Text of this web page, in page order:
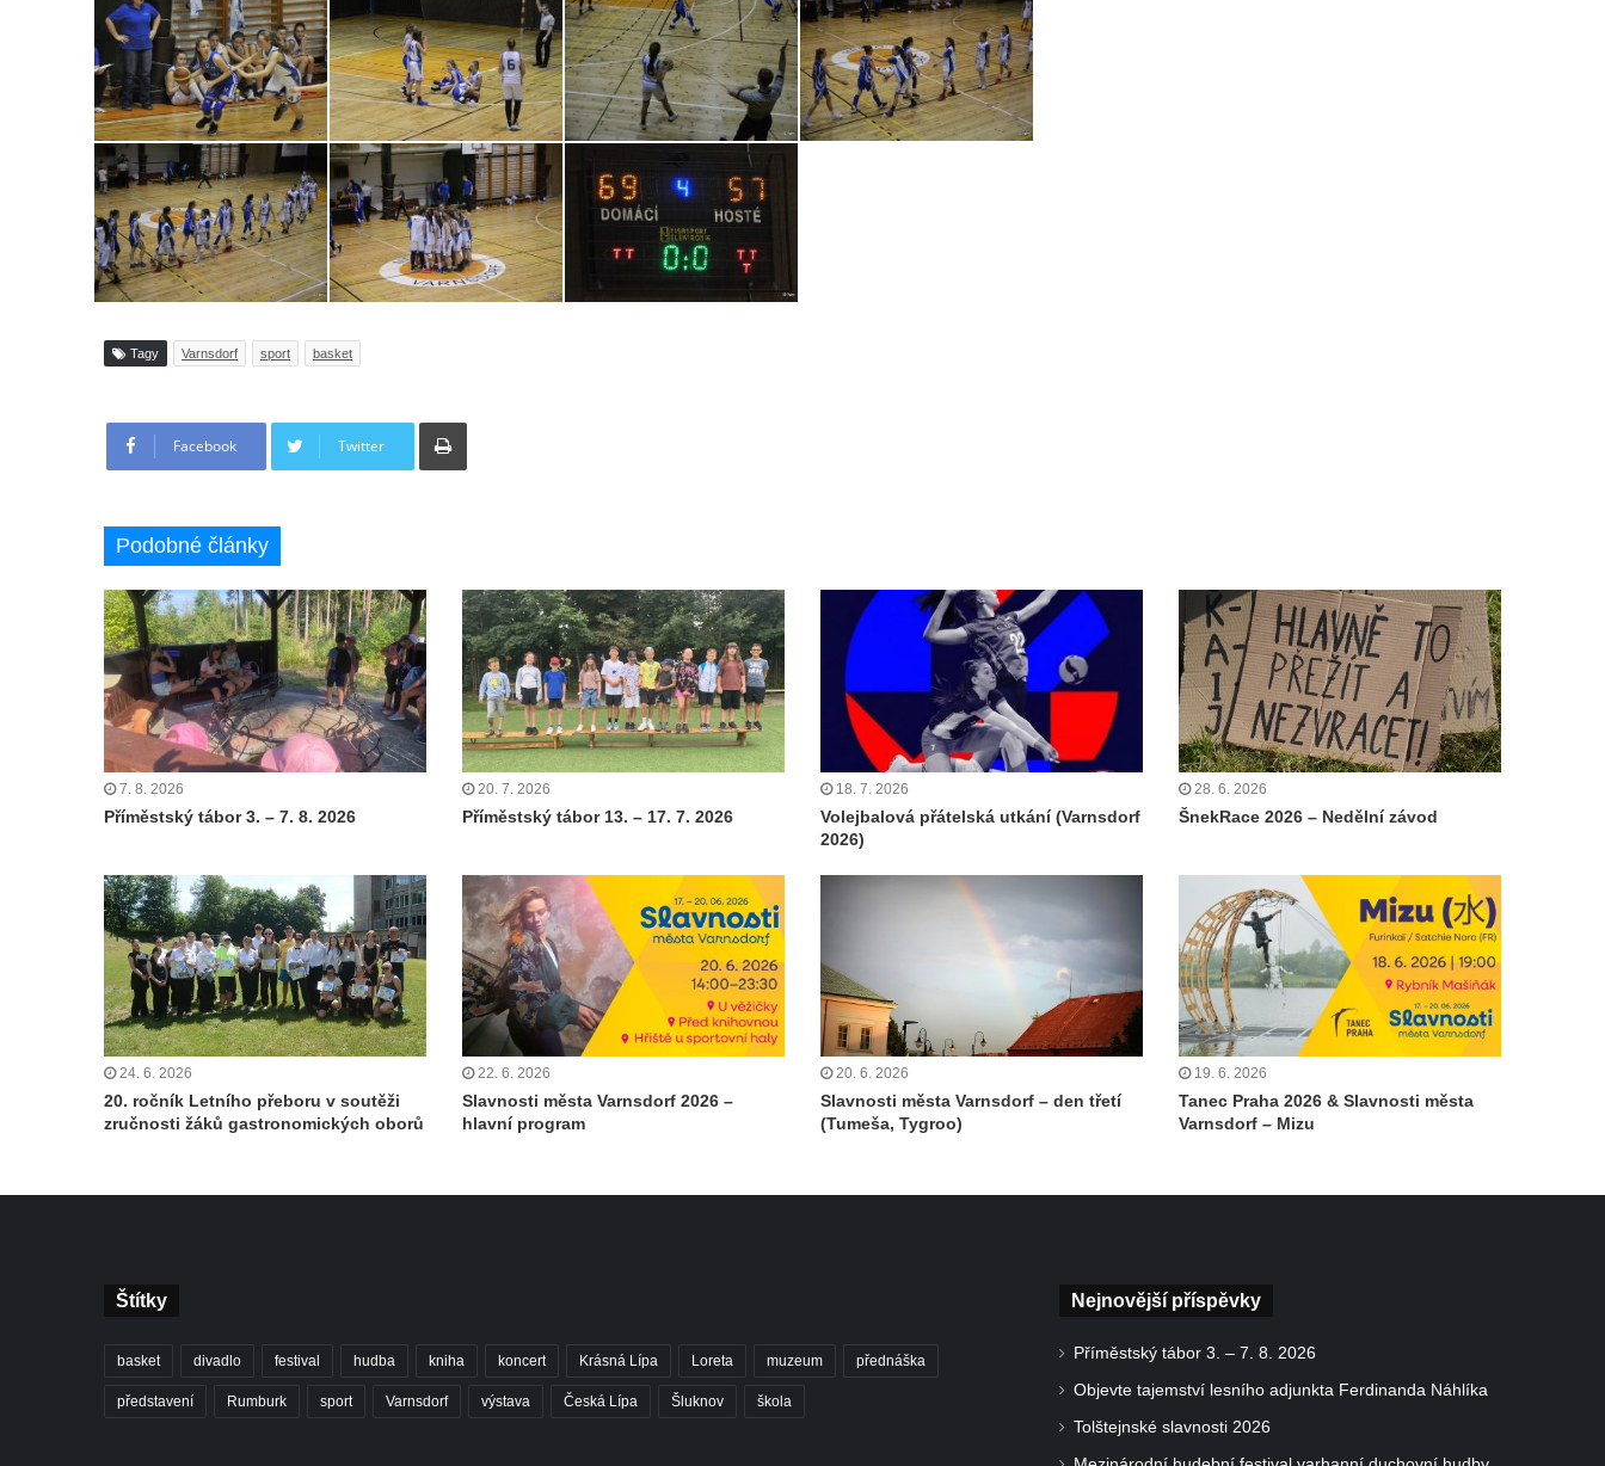
Tagy Varnsdorf sport basket
Facebook Twitter
Tisknout
Podobné články
7. 8. 2026
Příměstský tábor 3. – 7. 8. 2026
20. 7. 2026
Příměstský tábor 13. – 17. 7. 2026
18. 7. 2026
Volejbalová přátelská utkání (Varnsdorf
2026)
28. 6. 2026
ŠnekRace 2026 – Nedělní závod
24. 6. 2026
20. ročník Letního přeboru v soutěži
zručnosti žáků gastronomických oborů
22. 6. 2026
Slavnosti města Varnsdorf 2026 –
hlavní program
20. 6. 2026
Slavnosti města Varnsdorf – den třetí
(Tumeša, Tygroo)
19. 6. 2026
Tanec Praha 2026 & Slavnosti města
Varnsdorf – Mizu
Štítky
basket divadlo festival hudba kniha koncert Krásná Lípa Loreta muzeum přednáška
představení Rumburk sport Varnsdorf výstava Česká Lípa Šluknov škola
Nejnovější příspěvky
Příměstský tábor 3. – 7. 8. 2026
Objevte tajemství lesního adjunkta Ferdinanda Náhlíka
Tolštejnské slavnosti 2026